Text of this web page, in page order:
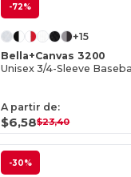
-72%
+15
Bella+Canvas 3200
Unisex 3/4-Sleeve
A partir de:
$6,58$23,40
-30%